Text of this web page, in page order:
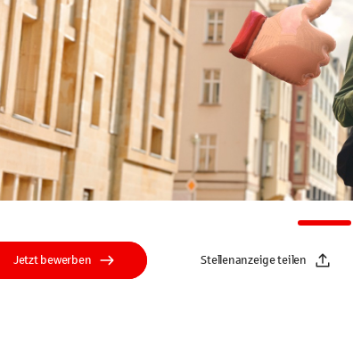
Jetzt bewerben Stellenanzeige teilen